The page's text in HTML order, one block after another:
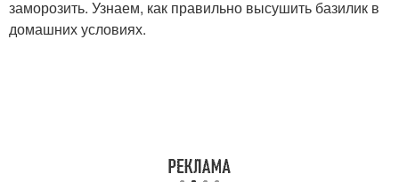
заморозить. Узнаем, как правильно высушить базилик в
домашних условиях.